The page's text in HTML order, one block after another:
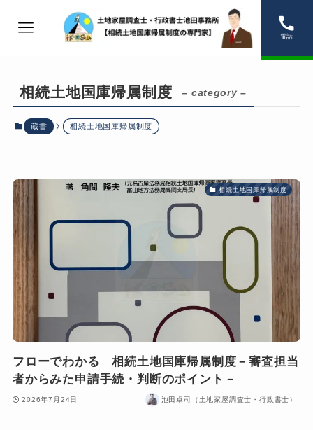
電話
相続土地国庫帰属制度 – category –
蔵書 相続土地国庫帰属制度
相続土地国庫帰属制度
フローでわかる 相続土地国庫帰属制度－審査担当
者からみた申請手続・判断のポイント－
2026年7月24日 池田卓司（土地家屋調査士・行政書士）